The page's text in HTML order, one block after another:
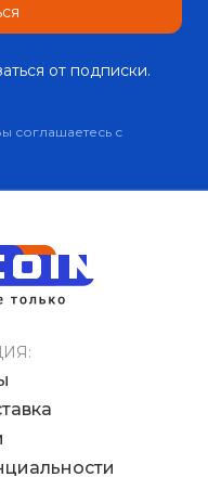
от подписки.
соглашаетесь с